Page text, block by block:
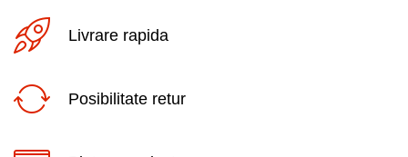
Livrare rapida
Posibilitate retur